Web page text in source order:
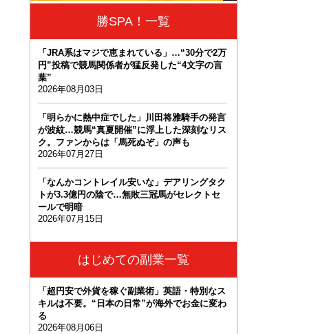
勝SPA！一覧
「JRA系はマジで恵まれている」…“30分で2万
円”投稿で競馬関係者が猛反発した“4文字の言
葉”
2026年08月03日
「明らかに熱中症でした」川田将雅騎手の発言
が波紋…競馬“真夏開催”に浮上した深刻なリス
ク。ファンからは「馬死ぬぞ」の声も
2026年07月27日
「なんかコントレイル安いな」デアリングタク
トが3.3億円の陰で…無敗三冠馬がセレクトセ
ールで明暗
2026年07月15日
はじめての副業一覧
「超円安で外貨を稼ぐ副業術」英語・特別なス
キルは不要。“日本の日常”が海外でお金に変わ
る
2026年08月06日